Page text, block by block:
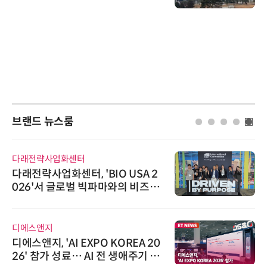
브랜드 뉴스룸
다래전략사업화센터
다래전략사업화센터, 'BIO USA 2
026'서 글로벌 빅파마와의 비즈니
디에스앤지
디에스앤지, 'AI EXPO KOREA 20
26' 참가 성료… AI 전 생애주기 아